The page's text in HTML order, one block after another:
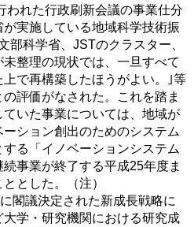
われた行政刷新会議の事業仕分
実施している地域科学技術振
部科学省、JSTのクラスター、
整理の現状では、一旦すべて
で再構築したほうがよい。｣等
評価がなされた。これを踏ま
いた事業については、地域が
ション創出のためのシステム
る「イノベーションシステム
事業が終了する平成25年度ま
とした。（注）
閣議決定された新成長戦略に
学・研究機関における研究成